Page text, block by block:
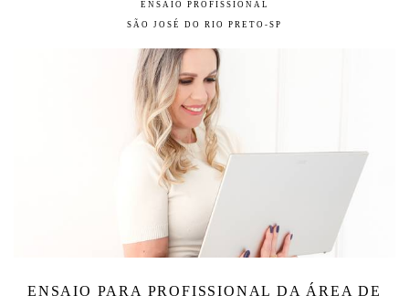
ENSAIO PROFISSIONAL
SÃO JOSÉ DO RIO PRETO-SP
ENSAIO PARA PROFISSIONAL DA ÁREA DE